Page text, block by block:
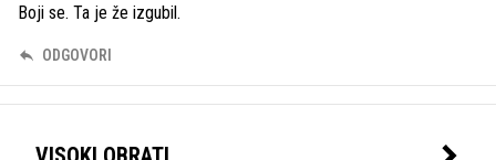
Boji se. Ta je že izgubil.
ODGOVORI